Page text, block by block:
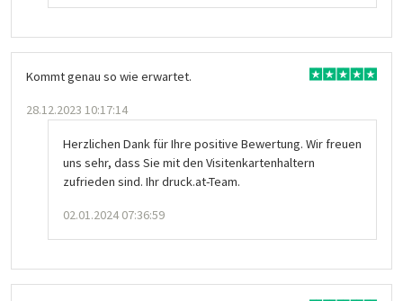
Kommt genau so wie erwartet.
28.12.2023 10:17:14
Herzlichen Dank für Ihre positive Bewertung. Wir freuen
uns sehr, dass Sie mit den Visitenkartenhaltern
zufrieden sind. Ihr druck.at-Team.
02.01.2024 07:36:59